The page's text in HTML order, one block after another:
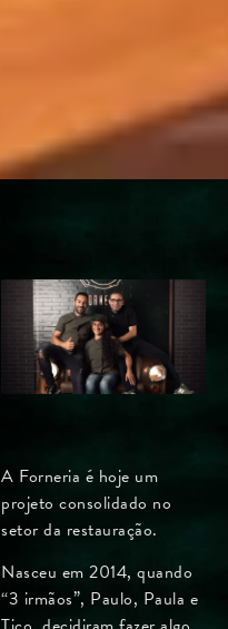
A Forneria é hoje um
projeto consolidado no
setor da restauração.
Nasceu em 2014, quando
“3 irmãos”, Paulo, Paula e